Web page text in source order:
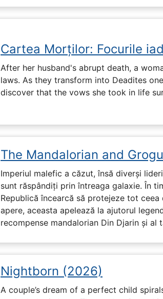
Cartea Morților: Focurile
After her husband's abrupt death, a
laws. As they transform into Deadites
discover that the vows she took in life
The Mandalorian and
Imperiul malefic a căzut, însă diverși
sunt răspândiți prin întreaga galaxie. În
Republică încearcă să protejeze tot ceea
apere, aceasta apelează la ajutorul
recompense mandalorian Din Djarin și al
Nightborn (2026)
A couple’s dream of a perfect child